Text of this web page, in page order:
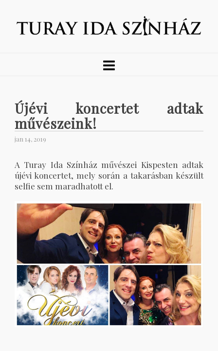
Újévi koncertet adtak
művészeink!
jan 14, 2019
A Turay Ida Színház művészei Kispesten adtak
újévi koncertet, mely során a takarásban készült
selfie sem maradhatott el.